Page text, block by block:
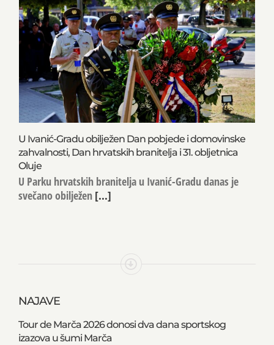
U Ivanić-Gradu obilježen Dan pobjede i domovinske
zahvalnosti, Dan hrvatskih branitelja i 31. obljetnica
Oluje
U Parku hrvatskih branitelja u Ivanić-Gradu danas je
svečano obilježen [...]
NAJAVE
Tour de Marča 2026 donosi dva dana sportskog
izazova u šumi Marča